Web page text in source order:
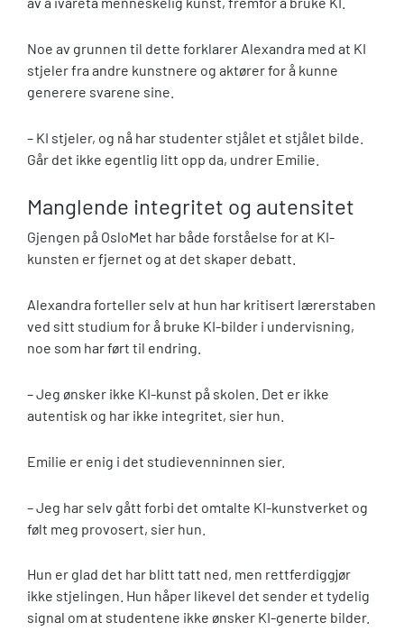
Noe av grunnen til dette forklarer Alexandra med at KI
stjeler fra andre kunstnere og aktører for å kunne
generere svarene sine.
– KI stjeler, og nå har studenter stjålet et stjålet bilde.
Går det ikke egentlig litt opp da, undrer Emilie.
Manglende integritet og autensitet
Gjengen på OsloMet har både forståelse for at KI-
kunsten er fjernet og at det skaper debatt.
Alexandra forteller selv at hun har kritisert lærerstaben
ved sitt studium for å bruke KI-bilder i undervisning,
noe som har ført til endring.
– Jeg ønsker ikke KI-kunst på skolen. Det er ikke
autentisk og har ikke integritet, sier hun.
Emilie er enig i det studievenninnen sier.
– Jeg har selv gått forbi det omtalte KI-kunstverket og
følt meg provosert, sier hun.
Hun er glad det har blitt tatt ned, men rettferdiggjør
ikke stjelingen. Hun håper likevel det sender et tydelig
signal om at studentene ikke ønsker KI-generte bilder.